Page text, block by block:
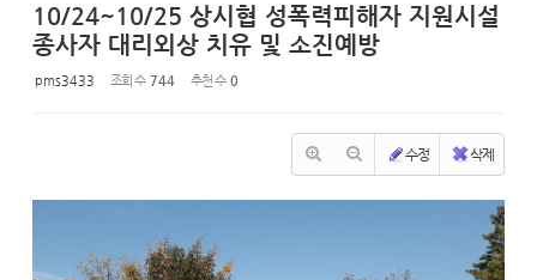
10/24~10/25 상시협 성폭력피해자 지원시설
종사자 대리외상 치유 및 소진예방
pms3433 조회 수 744 추천 수 0
수정 삭제